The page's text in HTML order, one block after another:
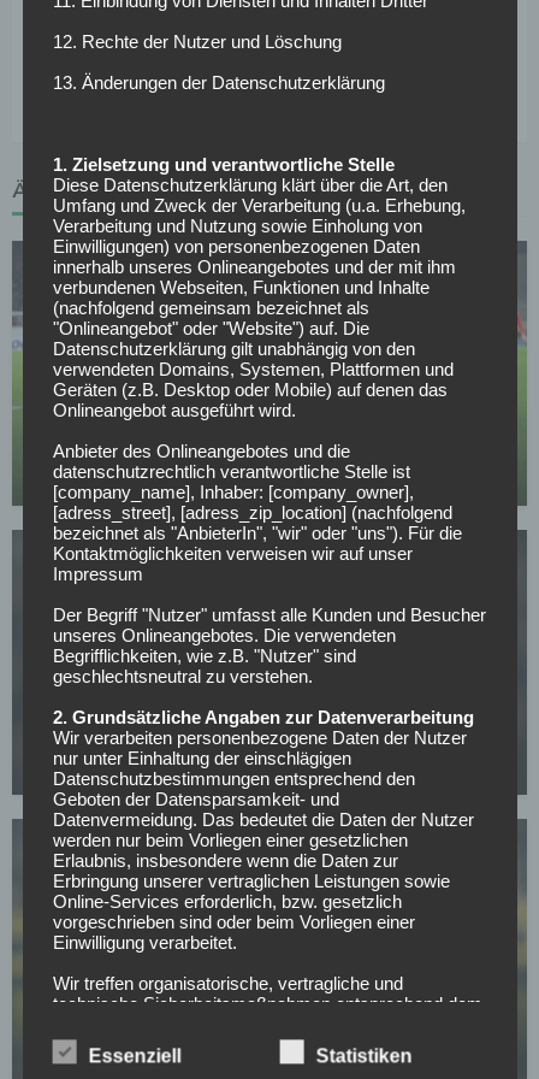
nicht wichtig, was die Menschen von dir halten wenn du
kommst, es ist wichtiger was sie denken wenn du gehst.“
ÄHNLICHE ARTIKEL
BORUSSIA DORTMUND
Verkündung noch heute: BVB-Transfer kurz vor
Abschluss
12.05.2026
FC BAYERN MÜNCHEN
CL-Sieg und dann weg? PSG-Star im Visier von
europäischen Topklubs
08.05.2026
Mit nur 30 Jahren: BVB-Abwehrspieler Niklas Süle
07.05.2026
12. Rechte der Nutzer und Löschung
13. Änderungen der Datenschutzerklärung
1. Zielsetzung und verantwortliche Stelle
Diese Datenschutzerklärung klärt über die Art, den
Umfang und Zweck der Verarbeitung (u.a. Erhebung,
Verarbeitung und Nutzung sowie Einholung von
Einwilligungen) von personenbezogenen Daten
innerhalb unseres Onlineangebotes und der mit ihm
verbundenen Webseiten, Funktionen und Inhalte
(nachfolgend gemeinsam bezeichnet als
"Onlineangebot" oder "Website") auf. Die
Datenschutzerklärung gilt unabhängig von den
verwendeten Domains, Systemen, Plattformen und
Geräten (z.B. Desktop oder Mobile) auf denen das
Onlineangebot ausgeführt wird.
Anbieter des Onlineangebotes und die
datenschutzrechtlich verantwortliche Stelle ist
[company_name], Inhaber: [company_owner],
[adress_street], [adress_zip_location] (nachfolgend
bezeichnet als "AnbieterIn", "wir" oder "uns"). Für die
Kontaktmöglichkeiten verweisen wir auf unser
Impressum
Der Begriff "Nutzer" umfasst alle Kunden und Besucher
unseres Onlineangebotes. Die verwendeten
Begrifflichkeiten, wie z.B. "Nutzer" sind
geschlechtsneutral zu verstehen.
2. Grundsätzliche Angaben zur Datenverarbeitung
Wir verarbeiten personenbezogene Daten der Nutzer
nur unter Einhaltung der einschlägigen
Datenschutzbestimmungen entsprechend den
Geboten der Datensparsamkeit- und
Datenvermeidung. Das bedeutet die Daten der Nutzer
werden nur beim Vorliegen einer gesetzlichen
Erlaubnis, insbesondere wenn die Daten zur
Erbringung unserer vertraglichen Leistungen sowie
Online-Services erforderlich, bzw. gesetzlich
vorgeschrieben sind oder beim Vorliegen einer
Einwilligung verarbeitet.
Wir treffen organisatorische, vertragliche und
technische Sicherheitsmaßnahmen entsprechend dem
Vorschriften der Datenschutzgesetze eingehalten
werden und um damit die durch uns verarbeiteten
Essenziell Statistiken